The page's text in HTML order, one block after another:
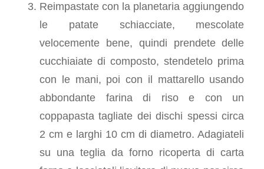
Reimpastate con la planetaria aggiungendo
le patate schiacciate, mescolate
velocemente bene, quindi prendete delle
cucchiaiate di composto, stendetelo prima
con le mani, poi con il mattarello usando
abbondante farina di riso e con un
coppapasta tagliate dei dischi spessi circa
2 cm e larghi 10 cm di diametro. Adagiateli
su una teglia da forno ricoperta di carta